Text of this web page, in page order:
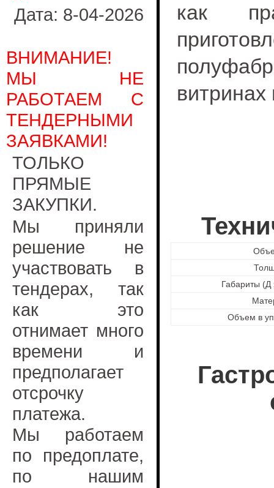
Дата: 8-04-2026
ВНИМАНИЕ!
МЫ НЕ
РАБОТАЕМ С
ТЕНДЕРНЫМИ
ЗАЯВКАМИ!
ТОЛЬКО
ПРЯМЫЕ
ЗАКУПКИ.
Мы приняли
решение не
участвовать в
тендерах, так
как это
отнимает много
времени и
предполагает
отсрочку
платежа.
Мы работаем
по предоплате,
по нашим
как
Габариты
Объем в